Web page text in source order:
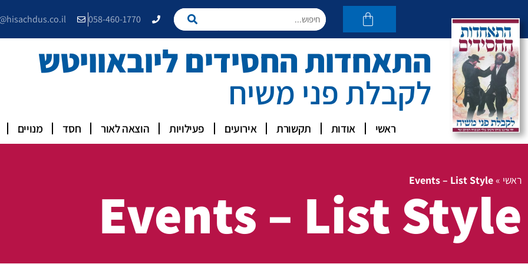
058-460-1770
התאחדות החסידים ליובאוויטש
לקבלת פני משיח
ראשי אודות תקשורת אירועים פעילויות הוצאה לאור חסד מנויים
ראשי »
Events – List Style
Events – List Style